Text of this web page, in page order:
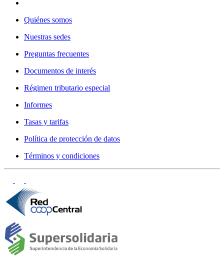
Quiénes somos
Nuestras sedes
Preguntas frecuentes
Documentos de interés
Régimen tributario especial
Informes
Tasas y tarifas
Política de protección de datos
Términos y condiciones